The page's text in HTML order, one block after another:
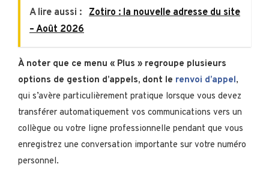
A lire aussi : Zotiro : la nouvelle adresse du site
– Août 2026
À noter que ce menu « Plus » regroupe plusieurs
options de gestion d’appels, dont le renvoi d’appel,
qui s’avère particulièrement pratique lorsque vous devez
transférer automatiquement vos communications vers un
collègue ou votre ligne professionnelle pendant que vous
enregistrez une conversation importante sur votre numéro
personnel.